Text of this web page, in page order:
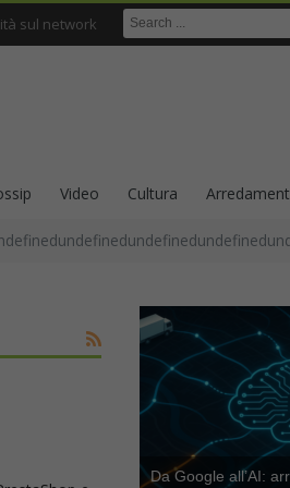
sul network
Video Cultura
Da Google all’AI: